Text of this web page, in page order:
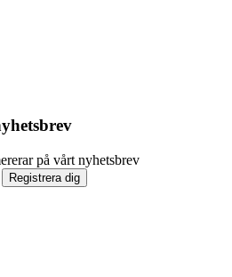
på vårt nyhetsbrev
Registrera dig